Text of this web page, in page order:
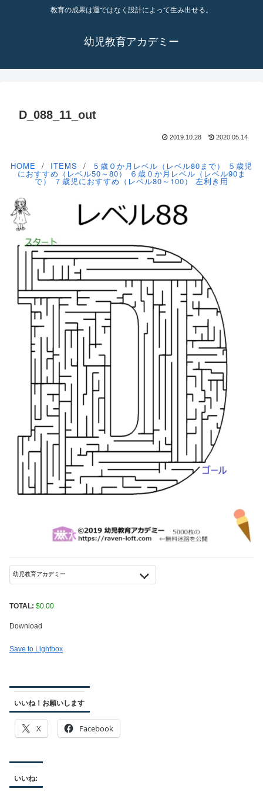
教育の成果は運ではなく設計によって生み出せる。
幼児教育アカデミー
D_088_11_out
2019.10.28 2020.05.14
HOME ITEMS ５歳０か月レベル（レベル80まで） ５歳児
におすすめ（レベル50～80） ６歳０か月レベル（レベル90ま
で） ７歳児におすすめ（レベル80～100） 左利き用
TOTAL: $0.00
Download
Save to Lightbox
いいね！お願いします
X Facebook
いいね: